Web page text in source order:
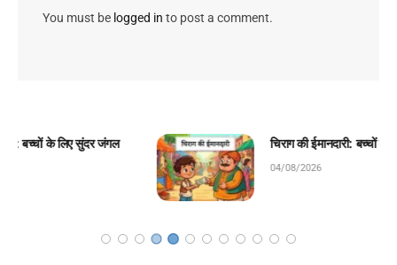
You must be logged in to post a comment.
चिराग की ईमानदारी: बच्चों के लिए प्रेरणादायक बाल कहानी!